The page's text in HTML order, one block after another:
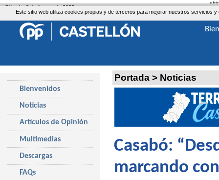
Este sitio web utiliza cookies propias y de terceros para mejorar nuestros servicios
Portada > Noticias
Casabó:
marcando
Bienvenidos
Noticias
Artículos de Opinión
Multimedias
Descargas
FAQs
Sábado, 8 de Agosto de 2026